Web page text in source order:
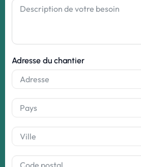
Adresse du chantier